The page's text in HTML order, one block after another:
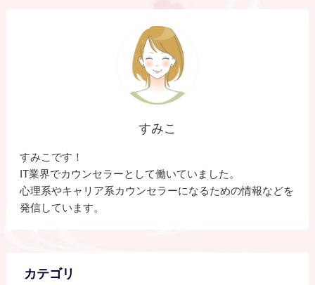
すみこ
すみこです！
IT業界でカウンセラーとして働いていました。
心理系やキャリア系カウンセラーになるための情報などを
発信しています。
カテゴリ